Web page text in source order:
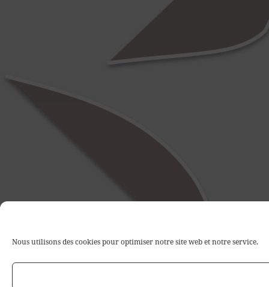
Nous utilisons des cookies pour optimiser notre site web et notre service.